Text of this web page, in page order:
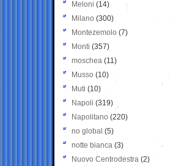
Meloni (14)
Milano (300)
Montezemolo (7)
Monti (357)
moschea (11)
Musso (10)
Muti (10)
Napoli (319)
Napolitano (220)
no global (5)
notte bianca (3)
Nuovo Centrodestra (2)